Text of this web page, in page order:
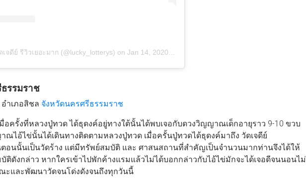
จดีย์ รีวิวเยอะมาก (@lucky_lotterys) on Jan 14, 2020 at 5:51pm PST
รรมราช
ำเภอสิชล จังหวัดนครศรีธรรมราช
ครั้งที่หลวงปู่ทวด ได้ธุดงค์อยู่ทางใต้นั้นได้พบเจอกับดวงวิญญาณเด็กอายุราว 9-10 ขวบ
ณไอ้ไข่นั้นได้เดินทางติดตามหลวงปู่ทวด เมื่อครั้นปู่ทวดได้ธุดงค์มาถึง วัดเจดีย์
อนนั้นเป็นวัดร้าง แต่มีทรัพย์สมบัติ และ ศาสนสถานที่สำคัญเป็นจำนวนมากท่านจึงได้ให้
ติดังกล่าว หากใครเข้าไปพักค้างแรมแล้วไม่ได้บอกกล่าวกับไอ้ไข่มักจะได้เจอดีจนนอนไม่
ะและพัฒนาวัดจนโด่งดังจนถึงทุกวันนี้